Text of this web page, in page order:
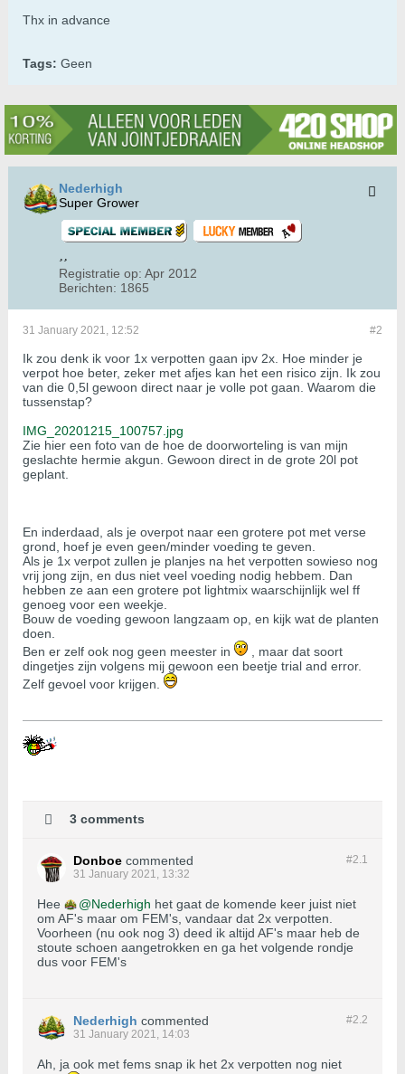
Thx in advance
Tags: Geen
Nederhigh
Super Grower
Registratie op: Apr 2012
Berichten: 1865
#2
31 January 2021, 12:52
Ik zou denk ik voor 1x verpotten gaan ipv 2x. Hoe minder je
verpot hoe beter, zeker met afjes kan het een risico zijn. Ik zou
van die 0,5l gewoon direct naar je volle pot gaan. Waarom die
tussenstap?
IMG_20201215_100757.jpg
Zie hier een foto van de hoe de doorworteling is van mijn
geslachte hermie akgun. Gewoon direct in de grote 20l pot
geplant.
En inderdaad, als je overpot naar een grotere pot met verse
grond, hoef je even geen/minder voeding te geven.
Als je 1x verpot zullen je planjes na het verpotten sowieso nog
vrij jong zijn, en dus niet veel voeding nodig hebbem. Dan
hebben ze aan een grotere pot lightmix waarschijnlijk wel ff
genoeg voor een weekje.
Bouw de voeding gewoon langzaam op, en kijk wat de planten
doen.
Ben er zelf ook nog geen meester in
, maar dat soort
dingetjes zijn volgens mij gewoon een beetje trial and error.
Zelf gevoel voor krijgen.
3 comments
#2.1
Donboe commented
31 January 2021, 13:32
Hee Nederhigh het gaat de komende keer juist niet
om AF's maar om FEM's, vandaar dat 2x verpotten.
Voorheen (nu ook nog 3) deed ik altijd AF's maar heb de
stoute schoen aangetrokken en ga het volgende rondje
dus voor FEM's
#2.2
Nederhigh commented
31 January 2021, 14:03
Ah, ja ook met fems snap ik het 2x verpotten nog niet